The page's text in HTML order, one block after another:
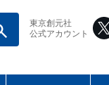
東京創元社
公式アカウント